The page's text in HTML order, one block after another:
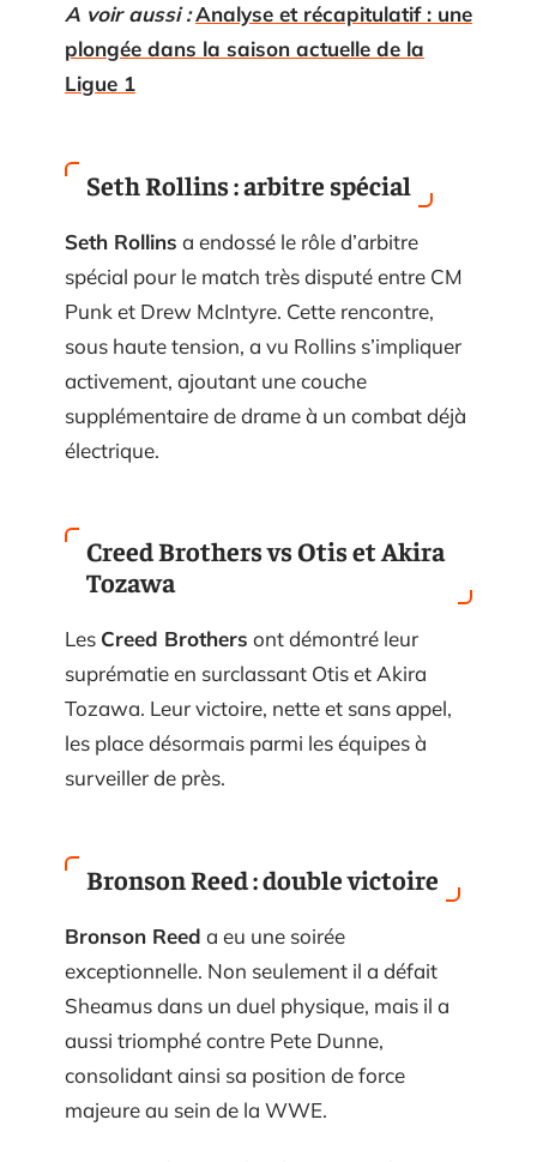
A voir aussi :Analyse et récapitulatif : une
plongée dans la saison actuelle de la
Ligue 1
Seth Rollins : arbitre spécial
Seth Rollins a endossé le rôle d’arbitre
spécial pour le match très disputé entre CM
Punk et Drew McIntyre. Cette rencontre,
sous haute tension, a vu Rollins s’impliquer
activement, ajoutant une couche
supplémentaire de drame à un combat déjà
électrique.
Creed Brothers vs Otis et Akira
Tozawa
Les Creed Brothers ont démontré leur
suprématie en surclassant Otis et Akira
Tozawa. Leur victoire, nette et sans appel,
les place désormais parmi les équipes à
surveiller de près.
Bronson Reed : double victoire
Bronson Reed a eu une soirée
exceptionnelle. Non seulement il a défait
Sheamus dans un duel physique, mais il a
aussi triomphé contre Pete Dunne,
consolidant ainsi sa position de force
majeure au sein de la WWE.